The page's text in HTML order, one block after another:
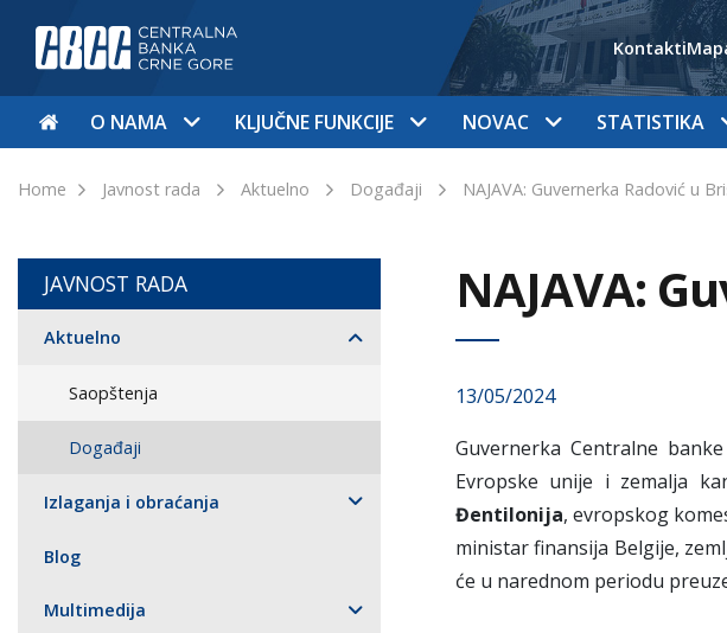
Kontakti
O NAMA KLJUČNE FUNKCIJE NOVAC STATISTIKA
Home Javnost rada Aktuelno Događaji NAJAVA: Guvernerka Radović u
JAVNOST RADA
Aktuelno
Saopštenja
Događaji
Izlaganja i obraćanja
Blog
Multimedija
NAJAVA:
13/05/2024
Guvernerka Centralne
Evropske unije i zemalja
Đentilonija, evropskog
ministar finansija Belgije,
će u narednom periodu